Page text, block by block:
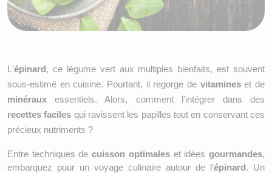
L'épinard , ce légume vert aux multiples bienfaits, est souvent
sous-estimé en cuisine. Pourtant, il regorge de vitamines
minéraux
recettes faciles qui ravissent les papilles tout en conservant ces
précieux nutriments ?
Entre techniques de cuisson optimales et idées gourmandes,
embarquez pour un voyage culinaire autour de l'épinard . Un